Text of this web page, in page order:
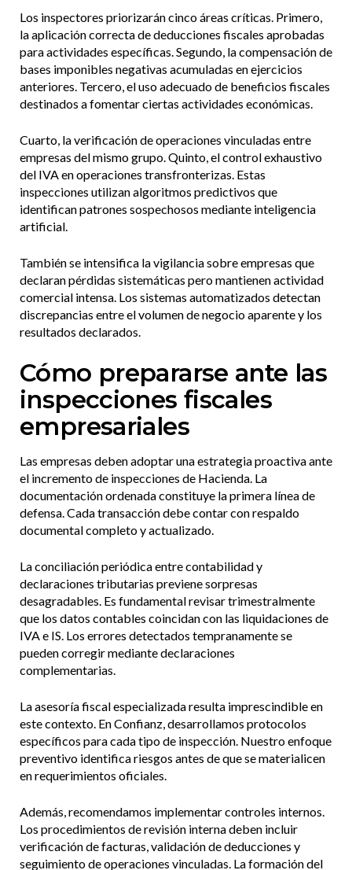
Los inspectores priorizarán cinco áreas críticas. Primero,
la aplicación correcta de deducciones fiscales aprobadas
para actividades específicas. Segundo, la compensación de
bases imponibles negativas acumuladas en ejercicios
anteriores. Tercero, el uso adecuado de beneficios fiscales
destinados a fomentar ciertas actividades económicas.
Cuarto, la verificación de operaciones vinculadas entre
empresas del mismo grupo. Quinto, el control exhaustivo
del IVA en operaciones transfronterizas. Estas
inspecciones utilizan algoritmos predictivos que
identifican patrones sospechosos mediante inteligencia
artificial.
También se intensifica la vigilancia sobre empresas que
declaran pérdidas sistemáticas pero mantienen actividad
comercial intensa. Los sistemas automatizados detectan
discrepancias entre el volumen de negocio aparente y los
resultados declarados.
Cómo prepararse ante las
inspecciones fiscales
empresariales
Las empresas deben adoptar una estrategia proactiva ante
el incremento de inspecciones de Hacienda. La
documentación ordenada constituye la primera línea de
defensa. Cada transacción debe contar con respaldo
documental completo y actualizado.
La conciliación periódica entre contabilidad y
declaraciones tributarias previene sorpresas
desagradables. Es fundamental revisar trimestralmente
que los datos contables coincidan con las liquidaciones de
IVA e IS. Los errores detectados tempranamente se
pueden corregir mediante declaraciones
complementarias.
La asesoría fiscal especializada resulta imprescindible en
este contexto. En Confianz, desarrollamos protocolos
específicos para cada tipo de inspección. Nuestro enfoque
preventivo identifica riesgos antes de que se materialicen
en requerimientos oficiales.
Además, recomendamos implementar controles internos.
Los procedimientos de revisión interna deben incluir
verificación de facturas, validación de deducciones y
seguimiento de operaciones vinculadas. La formación del